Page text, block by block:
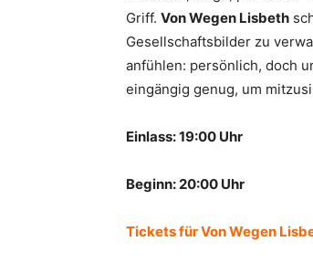
Griff. Von Wegen Lisbeth
Gesellschaftsbilder zu
anfühlen: persönlich, doch
eingängig genug, um
Einlass: 19:00 Uhr
Beginn: 20:00 Uhr
Tickets fürVon Wegen